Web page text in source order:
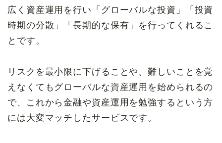
広く資産運用を行い「グローバルな投資」「投資
時期の分散」「長期的な保有」を行ってくれるこ
とです。
リスクを最小限に下げることや、難しいことを覚
えなくてもグローバルな資産運用を始められるの
で、これから金融や資産運用を勉強するという方
には大変マッチしたサービスです。